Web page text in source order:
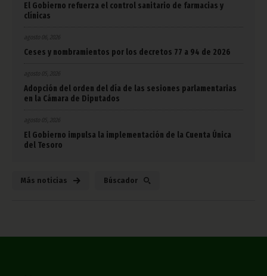
El Gobierno refuerza el control sanitario de farmacias y
clínicas
agosto 06, 2026
Ceses y nombramientos por los decretos 77 a 94 de 2026
Adopción del orden del día de las sesiones parlamentarias
en la Cámara de Diputados
El Gobierno impulsa la implementación de la Cuenta Única
del Tesoro
Más noticias Búscador